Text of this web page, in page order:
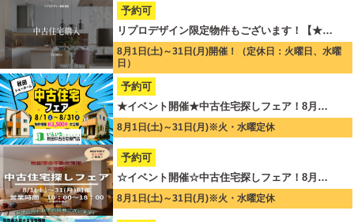
予約可
リプロデザイン限定物件もございます！【★…
8月1日(土)～31日(月)開催！（定休日：火曜日、水曜
日）
予約可
★イベント開催★中古住宅探しフェア！8月…
8月1日(土)～31日(月)※火・水曜定休
予約可
☆イベント開催☆中古住宅探しフェア！8月…
8月1日(土)～31日(月)※火・水曜定休